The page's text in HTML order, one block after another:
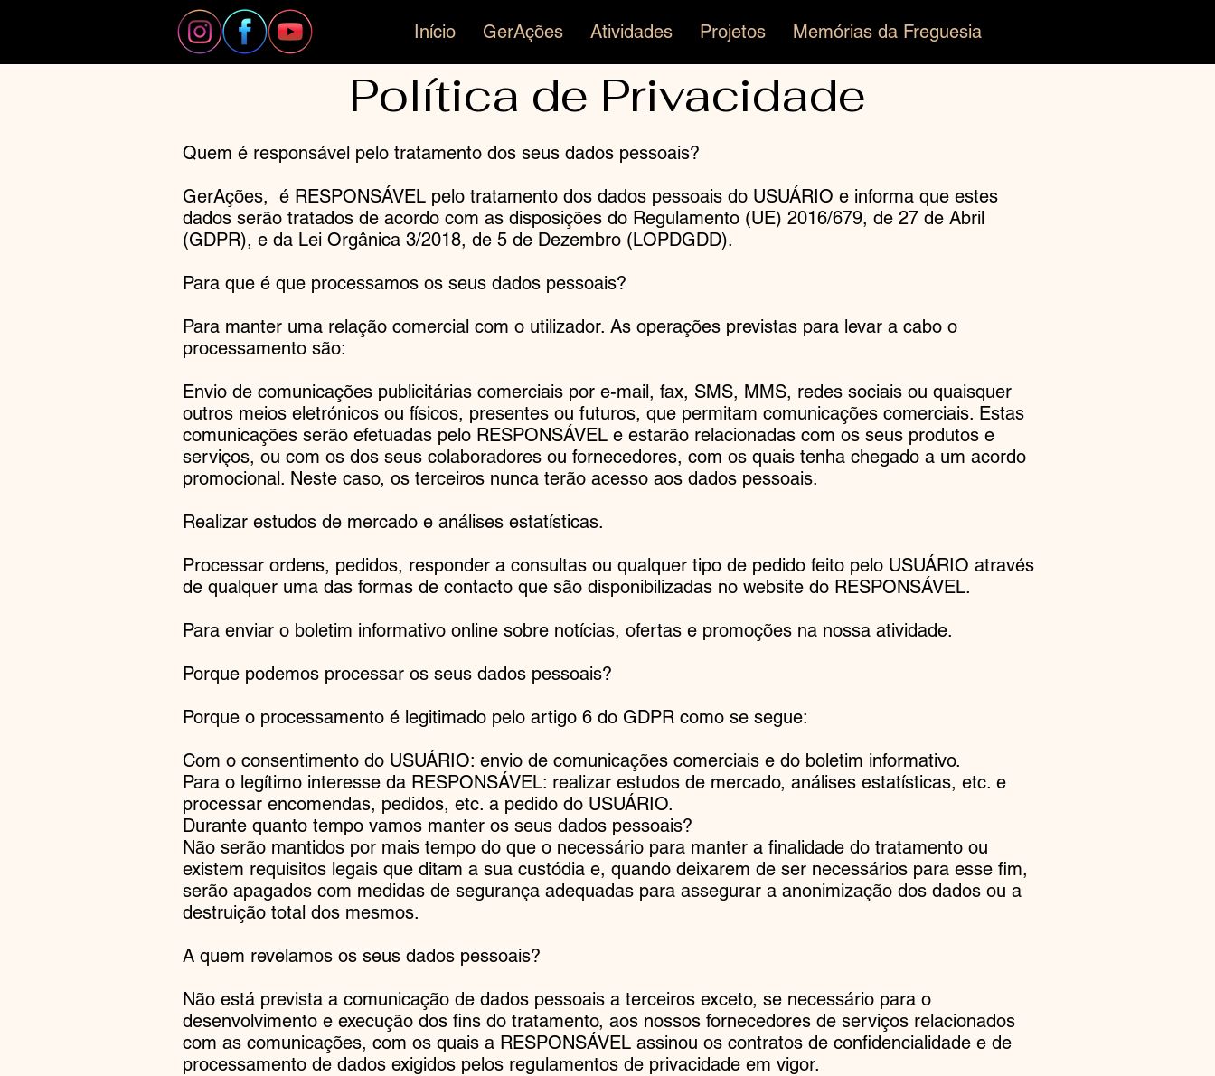
Início GerAções Atividades Projetos Memórias da Freguesia
Política de Privacidade
Quem é responsável pelo tratamento dos seus dados pessoais?
GerAções, é RESPONSÁVEL pelo tratamento dos dados pessoais do USUÁRIO e informa que estes
dados serão tratados de acordo com as disposições do Regulamento (UE) 2016/679, de 27 de Abril
(GDPR), e da Lei Orgânica 3/2018, de 5 de Dezembro (LOPDGDD).
Para que é que processamos os seus dados pessoais?
Para manter uma relação comercial com o utilizador. As operações previstas para levar a cabo o
processamento são:
Envio de comunicações publicitárias comerciais por e-mail, fax, SMS, MMS, redes sociais ou quaisquer
outros meios eletrónicos ou físicos, presentes ou futuros, que permitam comunicações comerciais. Estas
comunicações serão efetuadas pelo RESPONSÁVEL e estarão relacionadas com os seus produtos e
serviços, ou com os dos seus colaboradores ou fornecedores, com os quais tenha chegado a um acordo
promocional. Neste caso, os terceiros nunca terão acesso aos dados pessoais.
Realizar estudos de mercado e análises estatísticas.
Processar ordens, pedidos, responder a consultas ou qualquer tipo de pedido feito pelo USUÁRIO através
de qualquer uma das formas de contacto que são disponibilizadas no website do RESPONSÁVEL.
Para enviar o boletim informativo online sobre notícias, ofertas e promoções na nossa atividade.
Porque podemos processar os seus dados pessoais?
Porque o processamento é legitimado pelo artigo 6 do GDPR como se segue:
Com o consentimento do USUÁRIO: envio de comunicações comerciais e do boletim informativo.
Para o legítimo interesse da RESPONSÁVEL: realizar estudos de mercado, análises estatísticas, etc. e
processar encomendas, pedidos, etc. a pedido do USUÁRIO.
Durante quanto tempo vamos manter os seus dados pessoais?
Não serão mantidos por mais tempo do que o necessário para manter a finalidade do tratamento ou
existem requisitos legais que ditam a sua custódia e, quando deixarem de ser necessários para esse fim,
serão apagados com medidas de segurança adequadas para assegurar a anonimização dos dados ou a
destruição total dos mesmos.
A quem revelamos os seus dados pessoais?
Não está prevista a comunicação de dados pessoais a terceiros exceto, se necessário para o
desenvolvimento e execução dos fins do tratamento, aos nossos fornecedores de serviços relacionados
com as comunicações, com os quais a RESPONSÁVEL assinou os contratos de confidencialidade e de
processamento de dados exigidos pelos regulamentos de privacidade em vigor.